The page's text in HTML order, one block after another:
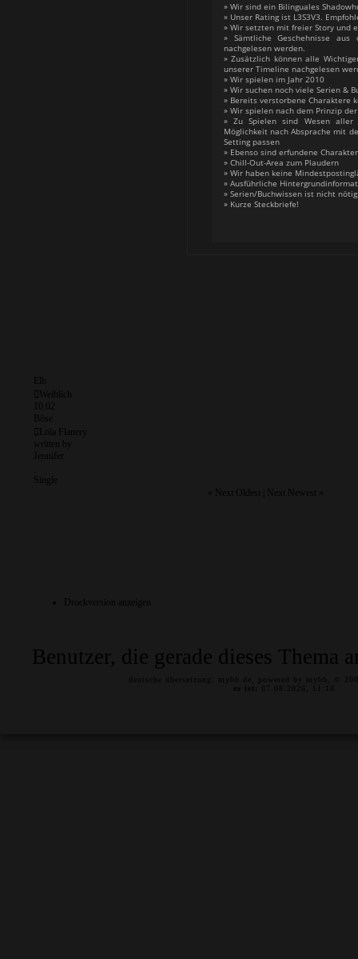
» Wir sind ein Bilinguales
» Unser Rating ist L3S3V3.
» Wir setzten mit freier Story und
» Sämtliche Geschehnisse
nachgelesen werden.
» Zusätzlich können alle
unserer Timeline nachgelesen
» Wir spielen im Jahr 2010
» Wir suchen noch viele Serien &
» Bereits verstorbene Charaktere
» Wir spielen nach dem Prinzip
» Zu Spielen sind Wesen
Möglichkeit nach Absprache mit
Setting passen
» Ebenso sind erfundene
» Chill-Out-Area zum Plaudern
» Wir haben keine
» Ausführliche
» Serien/Buchwissen ist nicht
» Kurze Steckbriefe!
Weiblich
10.02
Böse
Lola Flanery
written by
Jennifer
Single
Next Oldest Next Newest
Druckversion anzeigen
Benutzer, die gerade dieses Thema
es ist: